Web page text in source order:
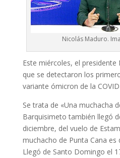
Nicolás Maduro.
Este miércoles, el
que se detectaron los
variante ómicron de la
Se trata de «Una muchacha
Barquisimeto también llegó
diciembre, del vuelo de
muchacho de Punta Cana es
Llegó de Santo Domingo el